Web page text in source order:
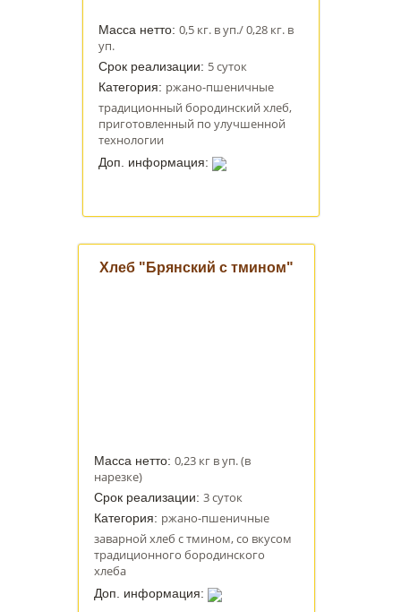
Масса нетто: 0,5 кг. в уп./ 0,28 кг. в
уп.
Срок реализации: 5 суток
Категория: ржано-пшеничные
традиционный бородинский хлеб,
приготовленный по улучшенной
технологии
Доп. информация:
Хлеб "Брянский с тмином"
Масса нетто: 0,23 кг в уп. (в
нарезке)
Срок реализации: 3 суток
Категория: ржано-пшеничные
заварной хлеб с тмином, со вкусом
традиционного бородинского
хлеба
Доп. информация: